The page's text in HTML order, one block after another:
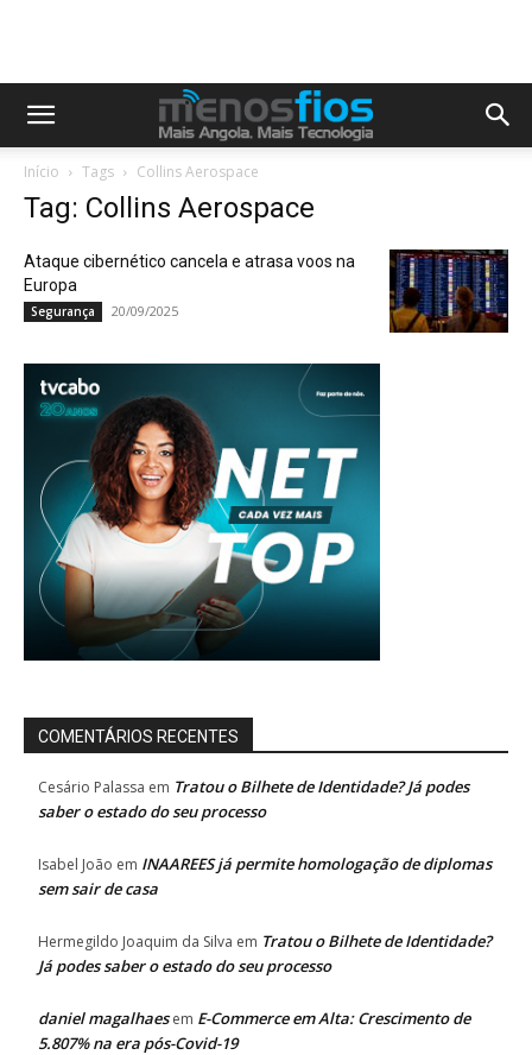
Início Tags Collins Aerospace
Tag: Collins Aerospace
Ataque cibernético cancela e atrasa voos na
Europa
Segurança 20/09/2025
COMENTÁRIOS RECENTES
Cesário Palassa em Tratou o Bilhete de Identidade? Já podes
saber o estado do seu processo
Isabel João em INAAREES já permite homologação de diplomas
sem sair de casa
Hermegildo Joaquim da Silva em Tratou o Bilhete de Identidade?
Já podes saber o estado do seu processo
daniel magalhaesem E-Commerce em Alta: Crescimento de
5.807% na era pós-Covid-19